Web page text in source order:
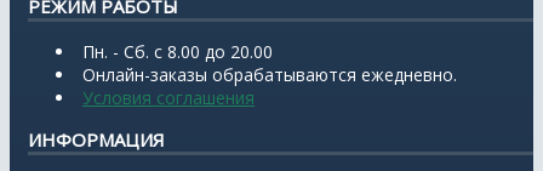
РЕЖИМ РАБОТЫ
Пн. - Сб. с 8.00 до 20.00
Онлайн-заказы обрабатываются ежедневно.
Условия соглашения
ИНФОРМАЦИЯ